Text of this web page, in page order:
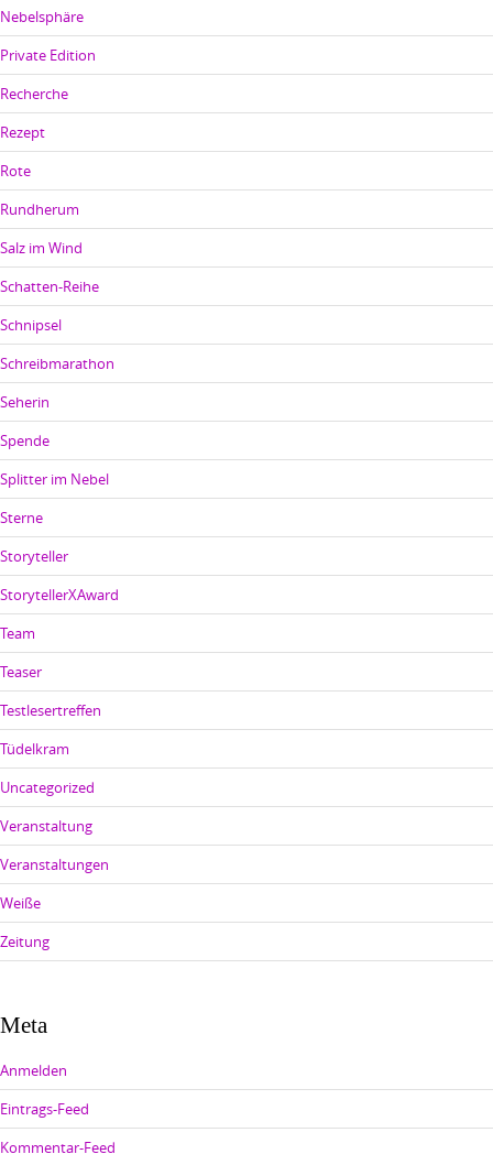
Nebelsphäre
Private Edition
Recherche
Rezept
Rote
Rundherum
Salz im Wind
Schatten-Reihe
Schnipsel
Schreibmarathon
Seherin
Spende
Splitter im Nebel
Sterne
Storyteller
StorytellerXAward
Team
Teaser
Testlesertreffen
Tüdelkram
Uncategorized
Veranstaltung
Veranstaltungen
Weiße
Zeitung
Meta
Anmelden
Eintrags-Feed
Kommentar-Feed